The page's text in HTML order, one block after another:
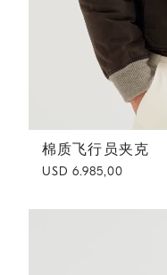
棉质飞行员夹克 深灰
棉质飞行员夹克
USD 6.985,00